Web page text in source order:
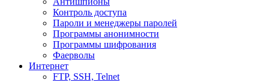
Контроль доступа
Пароли и менеджеры паролей
Программы анонимности
Программы шифрования
Фаерволы
Интернет
FTP, SSH, Telnet